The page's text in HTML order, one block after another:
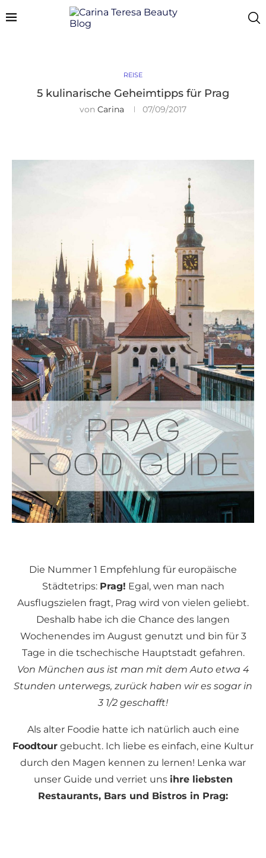
REISE
5 kulinarische Geheimtipps für Prag
von Carina 07/09/2017
Die Nummer 1 Empfehlung für europäische
Städtetrips: Prag! Egal, wen man nach
Ausflugszielen fragt, Prag wird von vielen geliebt.
Deshalb habe ich die Chance des langen
Wochenendes im August genutzt und bin für 3
Tage in die tschechische Hauptstadt gefahren.
Von München aus ist man mit dem Auto etwa 4
Stunden unterwegs, zurück haben wir es sogar in
3 1/2 geschafft!
Als alter Foodie hatte ich natürlich auch eine
Foodtour gebucht. Ich liebe es einfach, eine Kultur
durch den Magen kennen zu lernen! Lenka war
unser Guide und verriet uns ihre liebsten
Restaurants, Bars und Bistros in Prag: